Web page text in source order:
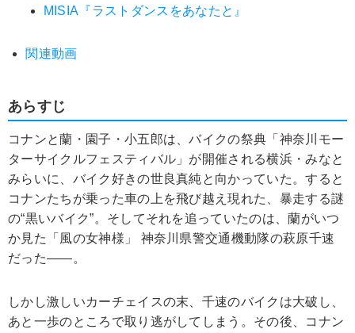
MISIA『ラストダンスをあなたと』
関連動画
あらすじ
コナンと蘭・園子・小五郎は、バイクの祭典「神奈川モー
ターサイクルフェスティバル」が開催される横浜・みなと
みらいに、バイク好きの世良真純と向かっていた。すると
コナンたちが乗った車の上を飛び越え現れた、暴走する謎
の“黒いバイク”。そしてそれを追っていたのは、蘭がいつ
か見た「風の女神様」 神奈川県警交通機動隊の萩原千速
だった――。
しかし激しいカーチェイスの末、千速のバイクは大破し、
あと一歩のところで取り逃がしてしまう。その後、コナン